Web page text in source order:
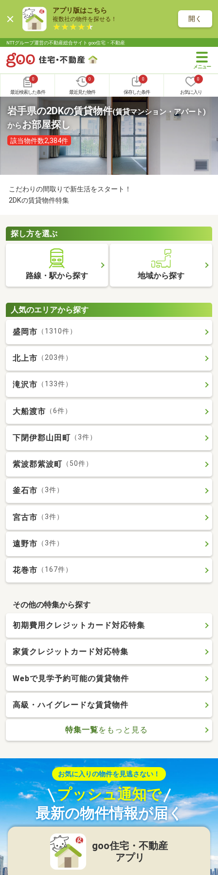
アプリ版はこちら
複数社の物件を探せる！ 開く
NTTグループ運営の不動産総合サイト goo住宅・不動産
0
最近検索した条件
0
最近見た物件
0
保存した条件
0
お気に入り
岩手県の2DKの賃貸物件(賃貸マンション・アパート)
からお部屋探し
該当物件数2,384件
こだわりの間取りで新生活をスタート！
2DKの賃貸物件特集
探し方を選ぶ
路線・駅から探す 地域から探す
人気のエリアから探す
盛岡市 （1310件）
北上市 （203件）
滝沢市 （133件）
大船渡市 （6件）
下閉伊郡山田町 （3件）
紫波郡紫波町 （50件）
釜石市 （3件）
宮古市 （3件）
遠野市 （3件）
花巻市 （167件）
その他の特集から探す
初期費用クレジットカード対応特集
家賃クレジットカード対応特集
Webで見学予約可能の賃貸物件
高級・ハイグレードな賃貸物件
特集一覧をもっと見る
お気に入りの物件を見逃さない！
プッシュ通知で
最新の物件情報が届く
goo住宅・不動産
アプリ